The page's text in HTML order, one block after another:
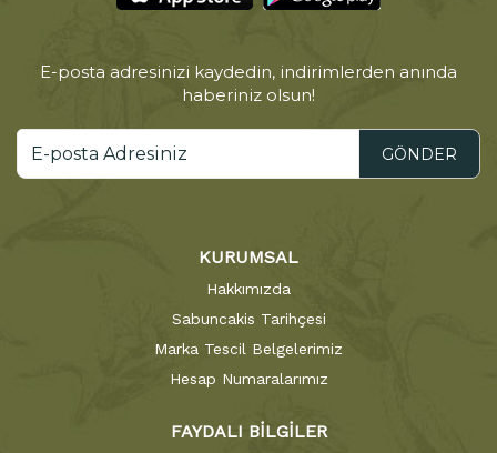
E-posta adresinizi kaydedin, indirimlerden anında
haberiniz olsun!
GÖNDER
KURUMSAL
Hakkımızda
Sabuncakis Tarihçesi
Marka Tescil Belgelerimiz
Hesap Numaralarımız
FAYDALI BİLGİLER